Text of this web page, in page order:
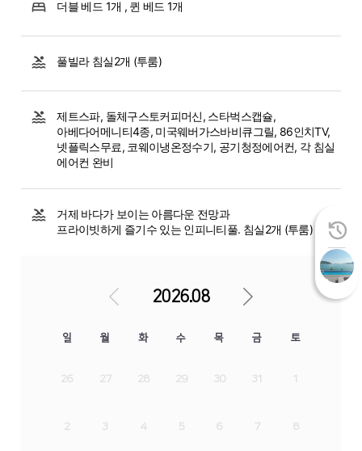
더블 베드 1개 , 퀸 베드 1개
풀빌라 침실2개 (투룸)
제트스파, 돌체구스토커피머신, 스타벅스캡슐,
아베다어메니티4종, 미국웨버가스바비큐그릴, 86인치TV,
넷플릭스무료, 코웨이냉온정수기, 공기청정에어컨, 각 침실
에어컨 완비
거제 바다가 보이는 아름다운 전망과
프라이빗하게 즐기수 있는 인피니티풀. 침실2개 (투룸)
2026.08
일 월 화 수 목 금 토
26 27 28 29 30 31 1
2 3 4 5 6 7 8